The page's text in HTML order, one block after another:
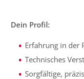
Dein Profil:
Erfahrung in der
Technisches
Sorgfältige,